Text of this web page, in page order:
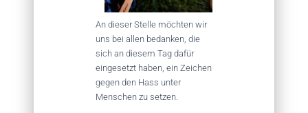
An dieser Stelle möchten wir
uns bei allen bedanken, die
sich an diesem Tag dafür
eingesetzt haben, ein Zeichen
gegen den Hass unter
Menschen zu setzen.